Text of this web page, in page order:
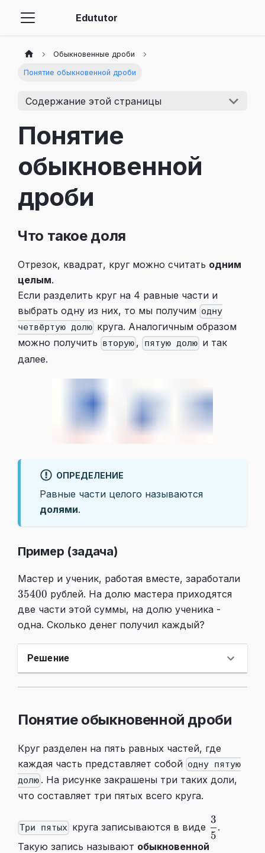
Edututor
Обыкновенные дроби
Понятие обыкновенной дроби
Содержание этой страницы
Понятие
обыкновенной
дроби
Что такое доля
Отрезок, квадрат, круг можно считать одним
целым.
Если разделить круг на 4 равные части и
выбрать одну из них, то мы получим одну
четвёртую долю круга. Аналогичным образом
можно получить вторую , пятую долю и так
далее.
ОПРЕДЕЛЕНИЕ
Равные части целого называются
долями.
Пример (задача)
Мастер и ученик, работая вместе, заработали
35400 рублей. На долю мастера приходятся
две части этой суммы, на долю ученика -
одна. Сколько денег получил каждый?
Решение
Понятие обыкновенной дроби
Круг разделен на пять равных частей, где
каждая часть представляет собой одну пятую
долю . На рисунке закрашены три таких доли,
что составляет три пятых всего круга.
Три пятых круга записываются в виде \dfrac35
5
3
.
Такую запись называют обыкновенной